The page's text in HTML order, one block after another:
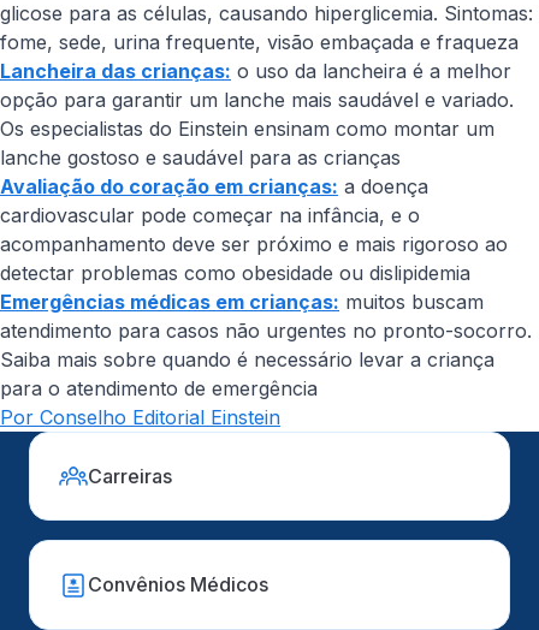
glicose para as células, causando hiperglicemia. Sintomas:
fome, sede, urina frequente, visão embaçada e fraqueza
Lancheira das crianças: o uso da lancheira é a melhor
opção para garantir um lanche mais saudável e variado.
Os especialistas do Einstein ensinam como montar um
lanche gostoso e saudável para as crianças
Avaliação do coração em crianças: a doença
cardiovascular pode começar na infância, e o
acompanhamento deve ser próximo e mais rigoroso ao
detectar problemas como obesidade ou dislipidemia
Emergências médicas em crianças: muitos buscam
atendimento para casos não urgentes no pronto-socorro.
Saiba mais sobre quando é necessário levar a criança
para o atendimento de emergência
Por Conselho Editorial Einstein
Carreiras
Convênios Médicos